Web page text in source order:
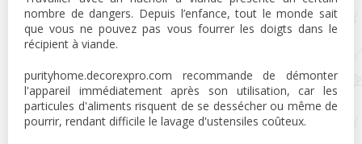
nombre de dangers. Depuis l’enfance, tout le monde sait
que vous ne pouvez pas vous fourrer les doigts dans le
récipient à viande.
purityhome.decorexpro.com recommande de démonter
l'appareil immédiatement après son utilisation, car les
particules d'aliments risquent de se dessécher ou même de
pourrir, rendant difficile le lavage d'ustensiles coûteux.